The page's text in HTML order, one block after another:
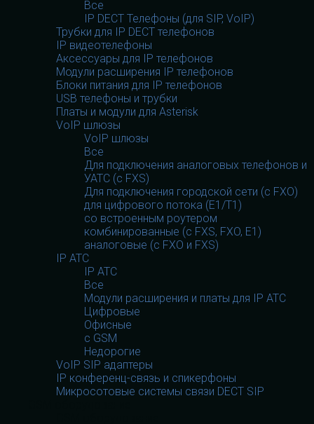
Все
IP DECT Телефоны (для SIP, VoIP)
Трубки для IP DECT телефонов
IP видеотелефоны
Аксессуары для IP телефонов
Модули расширения IP телефонов
Блоки питания для IP телефонов
USB телефоны и трубки
Платы и модули для Asterisk
VoIP шлюзы
VoIP шлюзы
Все
Для подключения аналоговых телефонов и
УАТС (с FXS)
Для подключения городской сети (с FXO)
для цифрового потока (E1/T1)
со встроенным роутером
комбинированные (c FXS, FXO, E1)
аналоговые (с FXO и FXS)
IP АТС
IP АТС
Все
Модули расширения и платы для IP АТС
Цифровые
Офисные
с GSM
Недорогие
VoIP SIP адаптеры
IP конференц-связь и спикерфоны
Микросотовые системы связи DECT SIP